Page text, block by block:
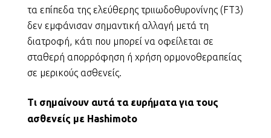
τα επίπεδα της ελεύθερης τριιωδοθυρονίνης (FT3)
δεν εμφάνισαν σημαντική αλλαγή μετά τη
διατροφή, κάτι που μπορεί να οφείλεται σε
σταθερή απορρόφηση ή χρήση ορμονοθεραπείας
σε μερικούς ασθενείς.
Τι σημαίνουν αυτά τα ευρήματα για τους
ασθενείς με Hashimoto